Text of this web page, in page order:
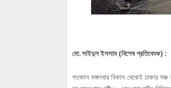
মো. সাইদুল ইসলাম (বিশেষ প্রতিবেদক) :
গতকাল মঙ্গলবার বিকাল থেকেই ঢাকায়